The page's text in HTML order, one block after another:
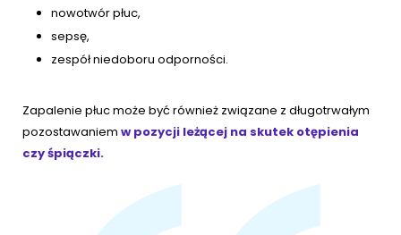
nowotwór płuc,
sepsę,
zespół niedoboru odporności.
Zapalenie płuc może być również związane z długotrwałym
pozostawaniem w pozycji leżącej na skutek otępienia
czy śpiączki.